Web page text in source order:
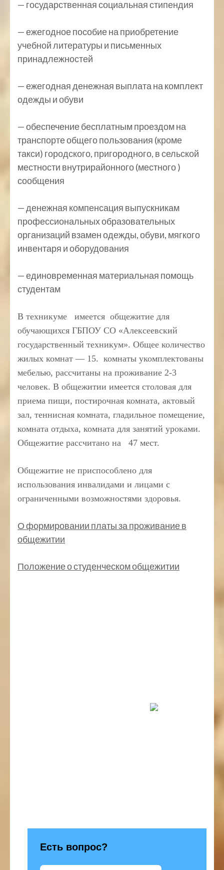
— государственная социальная стипендия
— ежегодное пособие на приобретение
учебной литературы и письменных
принадлежностей
— ежегодная денежная выплата на комплект
одежды и обуви
— обеспечение бесплатным проездом на
транспорте общего пользования (кроме
такси) городского, пригородного, в сельской
местности внутрирайонного (местного )
сообщения
— денежная компенсация выпускникам
профессиональных образовательных
организаций взамен одежды, обуви, мягкого
инвентаря и оборудования
— единовременная материальная помощь
студентам
В техникуме имеется общежитие для
обучающихся ГБПОУ СО «Алексеевский
государственный техникум». Общее количество
жилых комнат — 15. комнаты укомплектованы
мебелью, рассчитаны на проживание 2-3
человек. В общежитии имеется столовая для
приема пищи, постирочная комната, актовый
зал, теннисная комната, гладильное помещение,
комната отдыха, комната для занятий уроками.
Общежитие рассчитано на 47 мест.
Общежитие не приспособлено для
использования инвалидами и лицами с
ограниченными возможностями здоровья.
О формировании платы за проживание в
общежитии
Положение о студенческом общежитии
Есть вопрос?